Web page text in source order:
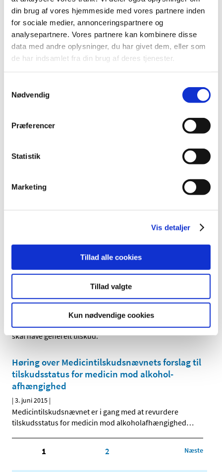
din brug af vores hjemmeside med vores partnere inden
for sociale medier, annonceringspartnere og
analysepartnere. Vores partnere kan kombinere disse
data med andre oplysninger, du har givet dem, eller som
de har indsamlet fra din brug af deres tjenester.
Nødvendig
Præferencer
Statistik
Marketing
Vis detaljer
Tillad alle cookies
Tillad valgte
Kun nødvendige cookies
skal have generelt tilskud.
Synjardy® får generelt tilskud
|23. juni 2015|
Sundhedsstyrelsen har besluttet, at Synjardy skal have
generelt tilskud.
Moventig® får ikke generelt klausuleret tilskud
Sundhedsstyrelsen har besluttet, at Moventig ikke skal
Fire lægemidler mod aktiniske keratoser får
|22. juni 2015
aktiniske keratoser skal have generelt klausuleret tilskud.
Sundhedsstyrelsen har besluttet, at Meriofert skal have
generelt tilskud.
Xarelto 2,5 mg® får ikke generelt tilskud
Sundhedsstyrelsen har besluttet, at Xarelto 2,5 mg ikke
skal have generelt tilskud.
Høring over Medicintilskuds­nævnets forslag til
tilskudsstatus for medicin mod alkohol­
afhængighed
|3. juni 2015 |
Medicintilskudsnævnet er i gang med at revurdere
tilskudsstatus for medicin mod alkoholafhængighed…
1 2 Næste